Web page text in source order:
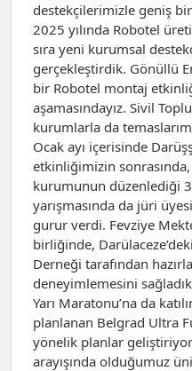
destekçilerimizle geniş
2025 yılında Robotel
sıra yeni kurumsal
gerçekleştirdik. Gönüllü
bir Robotel montaj
aşamasındayız. Sivil
kurumlarla da
Ocak ayı içerisinde
etkinliğimizin
kurumunun düzenlediği
yarışmasında da jüri
gurur verdi. Fevziye
birliğinde,
Derneği tarafından
deneyimlemesini
Yarı Maratonu’na da
planlanan Belgrad Ultra
yönelik planlar
arayışında olduğumuz